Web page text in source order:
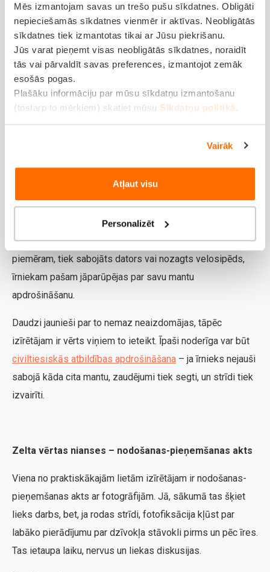
Mēs izmantojam savas un trešo pušu sīkdatnes. Obligāti
nepieciešamās sīkdatnes vienmēr ir aktīvas. Neobligātās
sīkdatnes tiek izmantotas tikai ar Jūsu piekrišanu.
Jūs varat pieņemt visas neobligātās sīkdatnes, noraidīt
tās vai pārvaldīt savas preferences, izmantojot zemāk
esošās pogas.
Plašāku informāciju par mūsu sīkdatņu izmantošanu
(tostarp to mērķiem) skatiet mūsu Sīkdatņu politikā
Vairāk
Atļaut visu
Personalizēt
neiegūto īres maksu.
Ja īrnieks sabojā sienas, tehniku vai mēbeles,
izmaksas nav jāsedz no savas kabatas.
Pat tad, ja īrnieks pēkšņi izvācas un neatdod
atslēgas, apdrošināšana nodrošina risinājumu.
neparedzētos gadījumos tavs ienākumu plūsma ir
aizsargāta.
Īpašnieka apdrošināšana sedz dzīvokļa konstrukcijas,
tehniku un mēbeles, bet ne īrnieka personīgās lietas. Ja,
piemēram, tiek sabojāts dators vai nozagts velosipēds,
īrniekam pašam jāparūpējas par savu mantu
apdrošināšanu.
Daudzi jaunieši par to nemaz neaizdomājas, tāpēc
izīrētājam ir vērts viņiem to ieteikt. Īpaši noderīga var būt
civiltiesiskās atbildības apdrošināšana – ja īrnieks nejauši
sabojā kāda cita mantu, zaudējumi tiek segti, un strīdi tiek
izvairīti.
Zelta vērtas nianses – nodošanas-pieņemšanas akts
Viena no praktiskākajām lietām izīrētājam ir nodošanas-
pieņemšanas akts ar fotogrāfijām. Jā, sākumā tas šķiet
lieks darbs, bet, ja rodas strīdi, fotofiksācija kļūst par
labāko pierādījumu par dzīvokļa stāvokli pirms un pēc īres.
Tas ietaupa laiku, nervus un liekas diskusijas.